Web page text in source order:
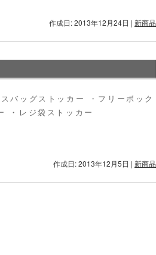
作成日: 2013年12月24日 | 新商品
バッグストッカー ・フリーボック
・レジ袋ストッカー
作成日: 2013年12月5日 | 新商品